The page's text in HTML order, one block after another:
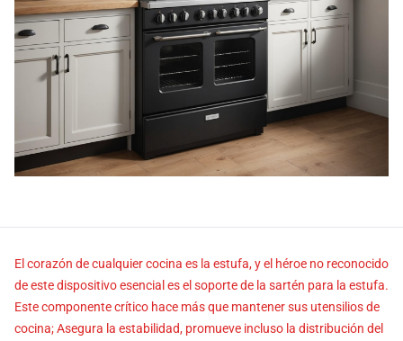
El corazón de cualquier cocina es la estufa, y el héroe no reconocido
de este dispositivo esencial es el soporte de la sartén para la estufa.
Este componente crítico hace más que mantener sus utensilios de
cocina; Asegura la estabilidad, promueve incluso la distribución del